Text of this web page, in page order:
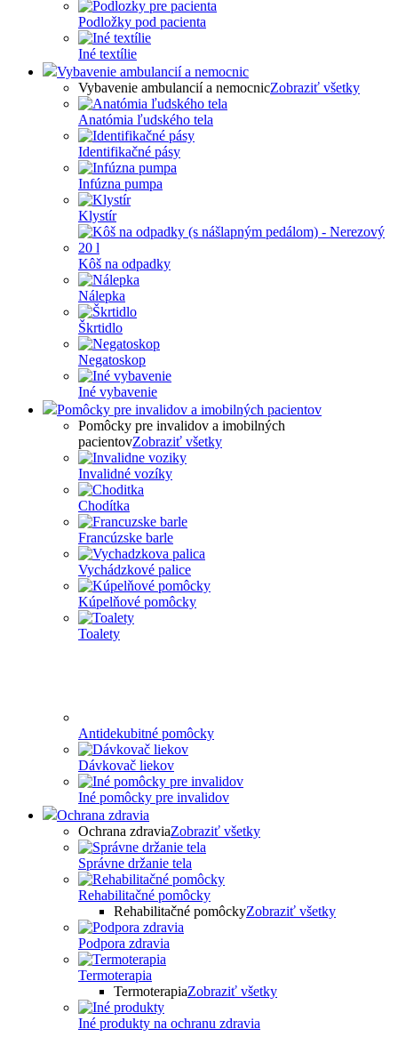
Podložky pod pacienta
Iné textílie
Vybavenie ambulancií a nemocnic
Vybavenie ambulancií a nemocnicZobraziť všetky
Anatómia ľudského tela
Identifikačné pásy
Infúzna pumpa
Klystír
Kôš na odpadky
Nálepka
Škrtidlo
Negatoskop
Iné vybavenie
Pomôcky pre invalidov a imobilných pacientov
Pomôcky pre invalidov a imobilných
pacientovZobraziť všetky
Invalidné vozíky
Chodítka
Francúzske barle
Vychádzkové palice
Kúpelňové pomôcky
Toalety
Antidekubitné pomôcky
Dávkovač liekov
Iné pomôcky pre invalidov
Ochrana zdravia
Ochrana zdraviaZobraziť všetky
Správne držanie tela
Rehabilitačné pomôcky
Rehabilitačné pomôckyZobraziť všetky
Podpora zdravia
Termoterapia
TermoterapiaZobraziť všetky
Iné produkty na ochranu zdravia